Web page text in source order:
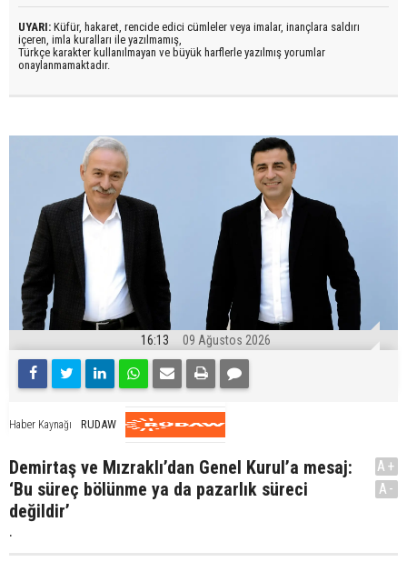
UYARI: Küfür, hakaret, rencide edici cümleler veya imalar, inançlara saldırı
içeren, imla kuralları ile yazılmamış,
Türkçe karakter kullanılmayan ve büyük harflerle yazılmış yorumlar
onaylanmamaktadır.
16:13 09 Ağustos 2026
Haber Kaynağı RUDAW
Demirtaş ve Mızraklı’dan Genel Kurul’a mesaj:
‘Bu süreç bölünme ya da pazarlık süreci
değildir’
.
A+
A-